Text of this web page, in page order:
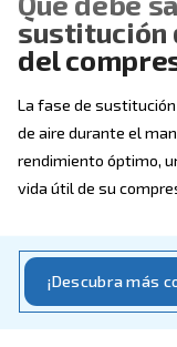
Qué
del
La fase de
vida útil de su